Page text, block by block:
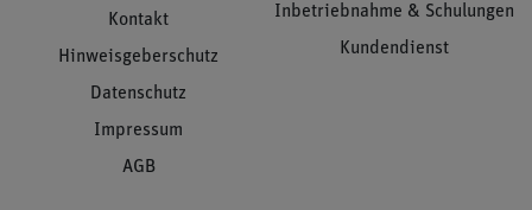
Kontakt
Hinweisgeberschutz
Datenschutz
Impressum
AGB
Inbetriebnahme & Schulungen
Kundendienst